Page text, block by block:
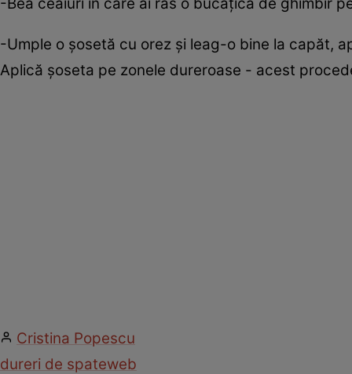
-Bea ceaiuri în care ai ras o bucăţică de ghimbir
-Umple o şosetă cu orez şi leag-o bine la capăt,
Aplică şoseta pe zonele dureroase - acest
Cristina Popescu
dureri de spateweb